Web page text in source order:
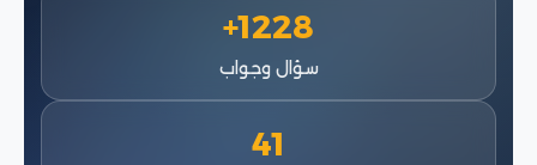
1228+
سؤال وجواب
41